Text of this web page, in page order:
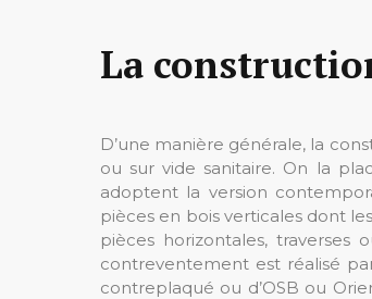
La
D’une manière générale, la
ou sur vide sanitaire. On la
adoptent la version
pièces en bois verticales dont
pièces horizontales, traverses
contreventement est réalisé
contreplaqué ou d’OSB ou